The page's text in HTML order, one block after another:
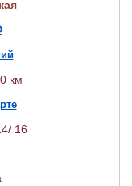
км
16